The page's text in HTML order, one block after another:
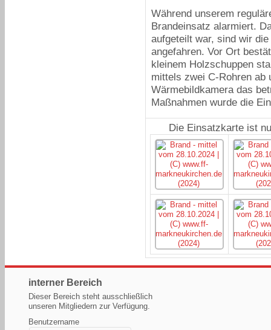
Während unserem
Brandeinsatz alarmiert.
aufgeteilt war, sind wir
angefahren. Vor Ort
kleinem Holzschuppen
mittels zwei C-Rohren ab
Wärmebildkamera das
Maßnahmen wurde die
Die Einsatzkarte ist
interner Bereich
Dieser Bereich steht ausschließlich
unseren Mitgliedern zur Verfügung.
Benutzername